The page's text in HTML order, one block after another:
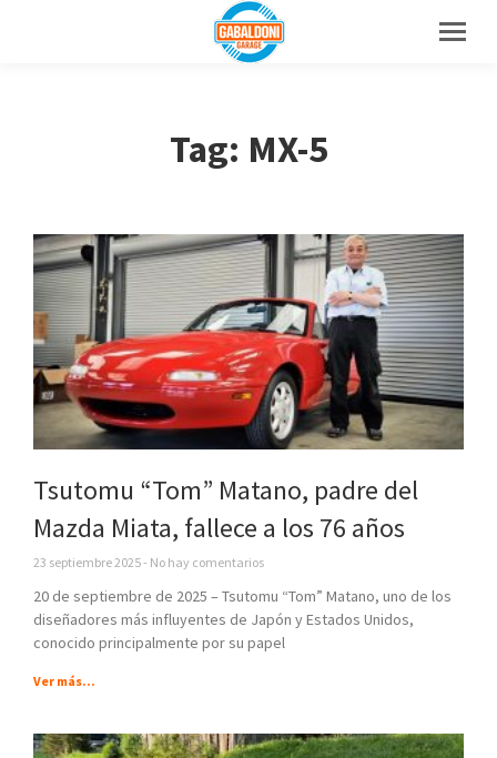
Tag: MX-5
Tsutomu “Tom” Matano, padre del
Mazda Miata, fallece a los 76 años
23 septiembre 2025 No hay comentarios
20 de septiembre de 2025 – Tsutomu “Tom” Matano, uno de los
diseñadores más influyentes de Japón y Estados Unidos,
conocido principalmente por su papel
Ver más...